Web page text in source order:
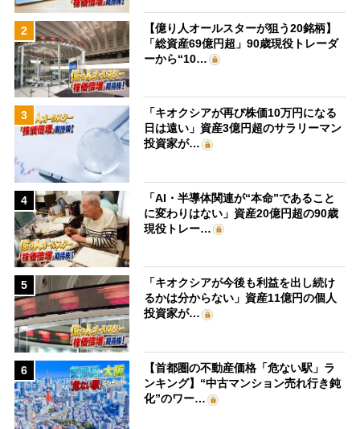
2
【億り人オールスターが狙う20銘柄】
「総資産69億円超」90歳現役トレーダ
ーから“10…
3
「キオクシアが再び株価10万円になる
日は遠い」資産3億円超のサラリーマン
投資家が…
4
「AI・半導体関連が“本命”であること
に変わりはない」資産20億円超の90歳
現役トレー…
5
「キオクシアが今後も利益を出し続け
るかは分からない」資産11億円の個人
投資家が…
6
【首都圏の不動産価格「危ない駅」ラ
ンキング】“中古マンション売れ行き鈍
化”のワー…